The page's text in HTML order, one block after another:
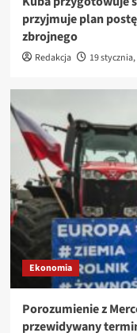
przyjmuje plan
zbrojnego
Redakcja 19
Ekonomia
Porozumienie z
przewidywany